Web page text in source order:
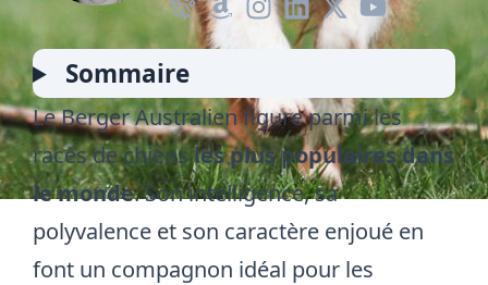
Sommaire
Le Berger Australien figure parmi les
races de chiensles plus populaires dans
le monde. Son intelligence, sa
polyvalence et son caractère enjoué en
font un compagnon idéal pour les